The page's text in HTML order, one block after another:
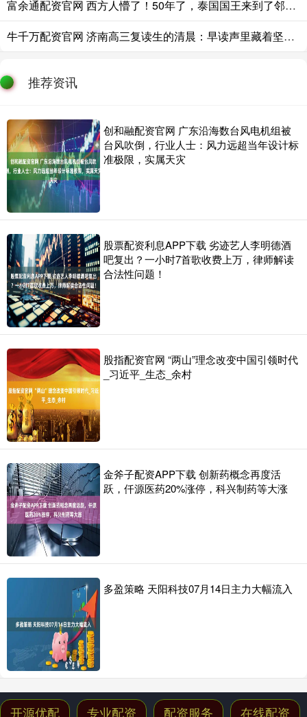
富余通配资官网 西方人懵了！50年了，泰国国王来到了邻国，西方阴谋破产！
牛千万配资官网 济南高三复读生的清晨：早读声里藏着坚持，课本页间写着理想
推荐资讯
创和融配资官网 广东沿海数台风电机组被
台风吹倒，行业人士：风力远超当年设计标
准极限，实属天灾
股票配资利息APP下载 劣迹艺人李明德酒
吧复出？一小时7首歌收费上万，律师解读
合法性问题！
股指配资官网 “两山”理念改变中国引领时代
_习近平_生态_余村
金斧子配资APP下载 创新药概念再度活
跃，仟源医药20%涨停，科兴制药等大涨
多盈策略 天阳科技07月14日主力大幅流入
开源优配 专业配资 配资服务 在线配资